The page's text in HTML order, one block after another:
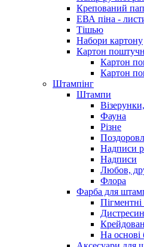
Крепований
ЕВА піна -
Тішью
Набори картону
Картон
Картон
Картон
Штампінг
Штампи
Фауна
Різне
Надписи
Надписи
Любов,
Флора
Фарба для
На основі